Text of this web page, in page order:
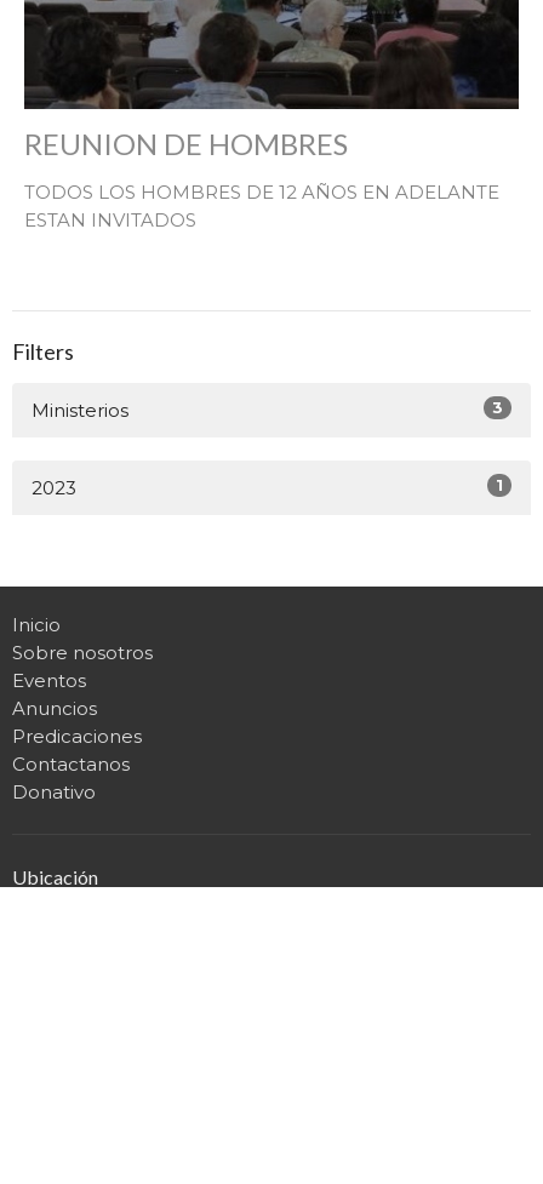
REUNION DE HOMBRES
TODOS LOS HOMBRES DE 12 AÑOS EN ADELANTE
ESTAN INVITADOS
Filters
Ministerios 3
2023 1
Inicio
Sobre nosotros
Eventos
Anuncios
Predicaciones
Contactanos
Donativo
Ubicación